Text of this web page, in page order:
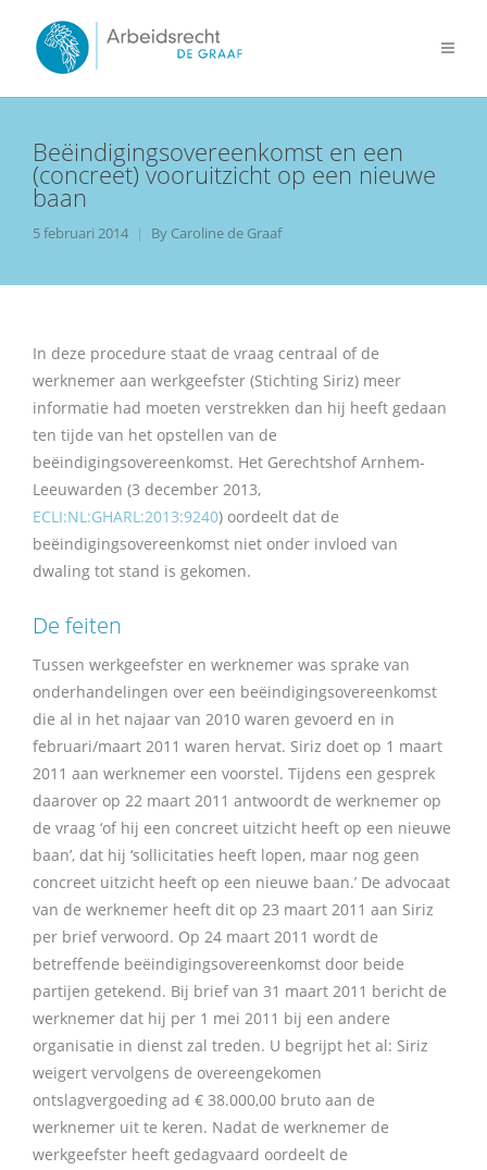
Beëindigingsovereenkomst en een
(concreet) vooruitzicht op een nieuwe
baan
5 februari 2014 By Caroline de Graaf
In deze procedure staat de vraag centraal of de
werknemer aan werkgeefster (Stichting Siriz) meer
informatie had moeten verstrekken dan hij heeft gedaan
ten tijde van het opstellen van de
beëindigingsovereenkomst. Het Gerechtshof Arnhem-
Leeuwarden (3 december 2013,
ECLI:NL:GHARL:2013:9240) oordeelt dat de
beëindigingsovereenkomst niet onder invloed van
dwaling tot stand is gekomen.
De feiten
Tussen werkgeefster en werknemer was sprake van
onderhandelingen over een beëindigingsovereenkomst
die al in het najaar van 2010 waren gevoerd en in
februari/maart 2011 waren hervat. Siriz doet op 1 maart
2011 aan werknemer een voorstel. Tijdens een gesprek
daarover op 22 maart 2011 antwoordt de werknemer op
de vraag ‘of hij een concreet uitzicht heeft op een nieuwe
baan’, dat hij ‘sollicitaties heeft lopen, maar nog geen
concreet uitzicht heeft op een nieuwe baan.’ De advocaat
van de werknemer heeft dit op 23 maart 2011 aan Siriz
per brief verwoord. Op 24 maart 2011 wordt de
betreffende beëindigingsovereenkomst door beide
partijen getekend. Bij brief van 31 maart 2011 bericht de
werknemer dat hij per 1 mei 2011 bij een andere
organisatie in dienst zal treden. U begrijpt het al: Siriz
weigert vervolgens de overeengekomen
ontslagvergoeding ad € 38.000,00 bruto aan de
werknemer uit te keren. Nadat de werknemer de
werkgeefster heeft gedagvaard oordeelt de